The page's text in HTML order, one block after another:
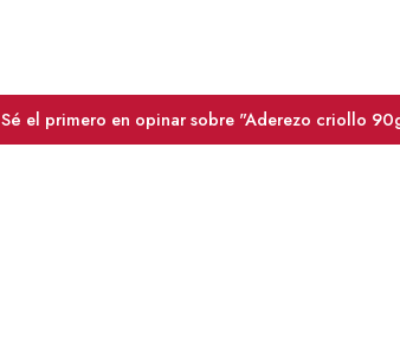
Sé el primero en opinar sobre "Aderezo criollo